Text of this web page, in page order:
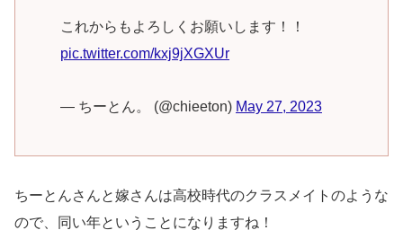
これからもよろしくお願いします！！
pic.twitter.com/kxj9jXGXUr
— ちーとん。 (@chieeton) May 27, 2023
ちーとんさんと嫁さんは高校時代のクラスメイトのような
ので、同い年ということになりますね！